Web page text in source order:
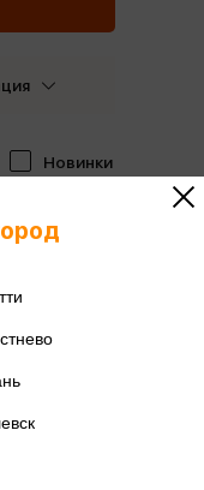
Новинки